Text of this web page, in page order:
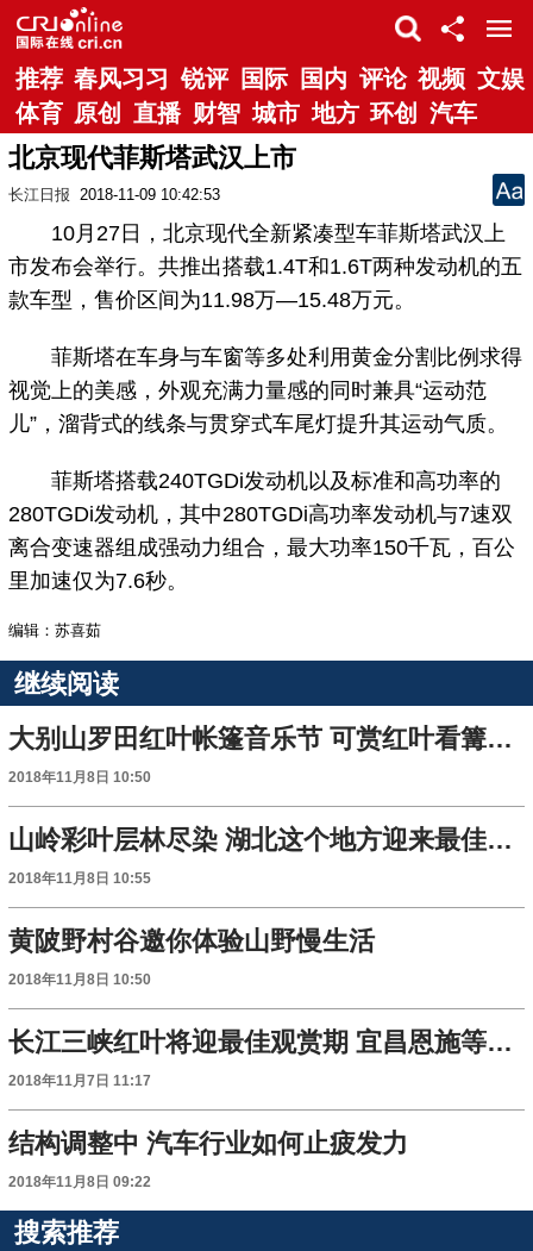
推荐 春风习习 锐评 国际 国内 评论 视频 文娱
体育 原创 直播 财智 城市 地方 环创 汽车
北京现代菲斯塔武汉上市
长江日报 2018-11-09 10:42:53
10月27日，北京现代全新紧凑型车菲斯塔武汉上
市发布会举行。共推出搭载1.4T和1.6T两种发动机的五
款车型，售价区间为11.98万—15.48万元。
菲斯塔在车身与车窗等多处利用黄金分割比例求得
视觉上的美感，外观充满力量感的同时兼具“运动范
儿”，溜背式的线条与贯穿式车尾灯提升其运动气质。
菲斯塔搭载240TGDi发动机以及标准和高功率的
280TGDi发动机，其中280TGDi高功率发动机与7速双
离合变速器组成强动力组合，最大功率150千瓦，百公
里加速仅为7.6秒。
编辑：苏喜茹
继续阅读
大别山罗田红叶帐篷音乐节 可赏红叶看篝火吃吊锅
2018年11月8日 10:50
山岭彩叶层林尽染 湖北这个地方迎来最佳观赏期
2018年11月8日 10:55
黄陂野村谷邀你体验山野慢生活
2018年11月8日 10:50
长江三峡红叶将迎最佳观赏期 宜昌恩施等你来
2018年11月7日 11:17
结构调整中 汽车行业如何止疲发力
2018年11月8日 09:22
搜索推荐